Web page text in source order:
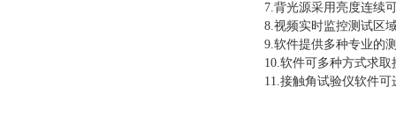
7.背光源采用亮度连续
8.视频实时监控测试区
9.软件提供多种专业的
10.软件可多种方式求
11.接触角试验仪软件